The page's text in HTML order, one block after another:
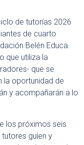
de tutorías 2026
de cuarto
Belén Educa.
que utiliza la
que se
la oportunidad de
y acompañarán a lo
los próximos seis
guíen y